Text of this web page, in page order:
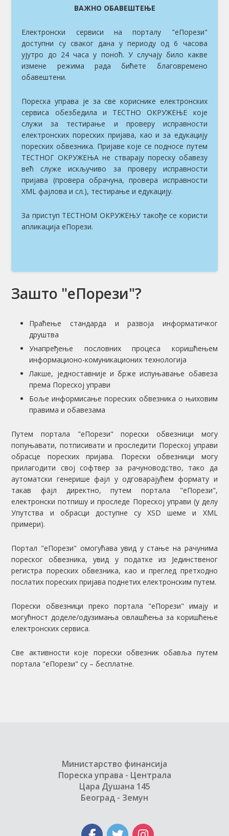
ВАЖНО ОБАВЕШТЕЊЕ
Електронски сервиси на порталу "еПорези"
доступни су сваког дана у периоду од 6 часова
ујутро до 24 часа у поноћ. У случају било какве
измене режима рада бићете благовремено
обавештени.
Пореска управа је за све кориснике електронских
сервиса обезбедила и ТЕСТНО ОКРУЖЕЊE које
служи за тестирање и проверу исправности
електронских пореских пријава, као и за едукацију
пореских обвезника. Пријаве које се подносе путем
ТЕСТНОГ ОКРУЖЕЊА не стварају пореску обавезу
већ служе искључиво за проверу исправности
пријава (провера обрачуна, провера исправности
XML фајлова и сл.), тестирање и едукацију.
За приступ ТЕСТНОМ ОКРУЖЕЊУ такође се користи
апликација еПорези.
Зашто "еПорези"?
Праћење стандарда и развоја информатичког
друштва
Унапређење пословних процеса коришћењем
информационо-комуникационих технологија
Лакше, једноставније и брже испуњавање обавеза
према Пореској управи
Боље информисање пореских обвезника о њиховим
правима и обавезама
Путем портала "еПорези" порески обвезници могу
попуњавати, потписивати и проследити Пореској управи
обрасце пореских пријава. Порески обвезници могу
прилагодити свој софтвер за рачуноводство, тако да
аутоматски генерише фајл у одговарајућем формату и
такав фајл директно, путем портала "еПорези",
електронски потпишу и проследе Пореској управи (у делу
Упутства и обрасци доступне су XSD шеме и XML
примери).
Портал "еПорези" омогућава увид у стање на рачунима
пореског обвезника, увид у податке из Јединственог
регистра пореских обвезника, као и преглед претходно
послатих пореских пријава поднетих електронским путем.
Порески обвезници преко портала "еПорези" имају и
могућност доделе/одузимања овлашћења за коришћење
електронских сервиса.
Све активности које порески обвезник обавља путем
портала "еПорези" су – бесплатне.
Министарство финансија
Пореска управа - Централа
Цара Душана 145
Београд - Земун